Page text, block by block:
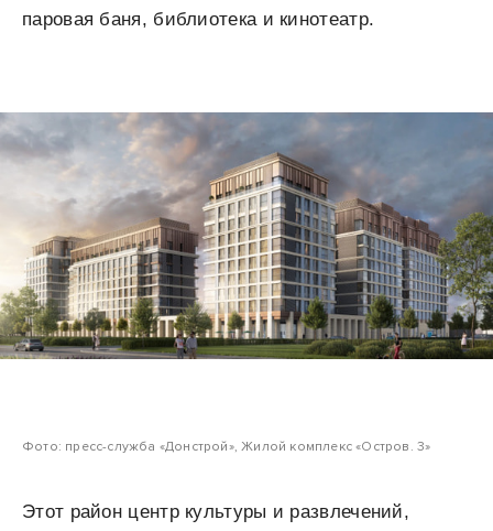
паровая баня, библиотека и кинотеатр.
Фото: пресс-служба «Донстрой», Жилой комплекс «Остров. 3»
Этот район центр культуры и развлечений,